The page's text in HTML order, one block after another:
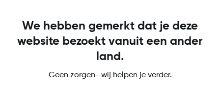
De Follow-app gebruiken
We hebben gemerkt dat je deze
website bezoekt vanuit een ander
land.
Geen zorgen—wij helpen je verder.